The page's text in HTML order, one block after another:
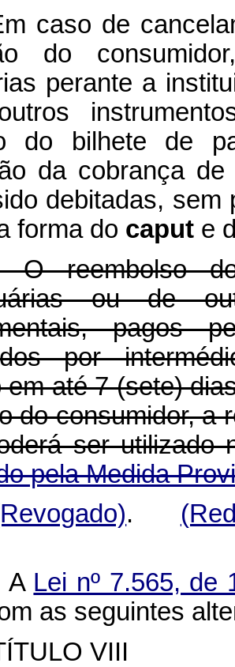
caso de
do
perante a
do bilhete de
da cobrança
debitadas,
forma do caput e
reembolso
ou de
pagos
por
em até 7 (sete)
do consumidor, a
ser
pela Medida
.
A Lei nº 7.565,
as seguintes
VIII